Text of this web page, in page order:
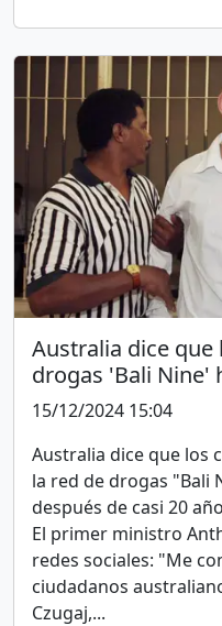
Australia dice
drogas 'Bali Nine'
15/12/2024 15:04
Australia dice que los
la red de drogas "Bali
después de casi 20
El primer ministro
redes sociales: "Me
ciudadanos
Czugaj,...